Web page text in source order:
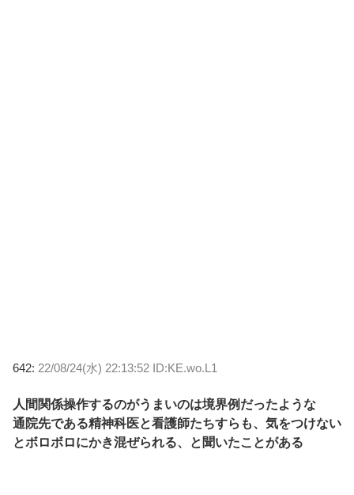
642: 22/08/24(水) 22:13:52 ID:KE.wo.L1
人間関係操作するのがうまいのは境界例だったような
通院先である精神科医と看護師たちすらも、気をつけない
とボロボロにかき混ぜられる、と聞いたことがある